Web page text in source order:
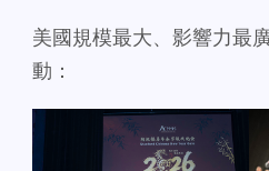
美國規模最大、影響力最
動：